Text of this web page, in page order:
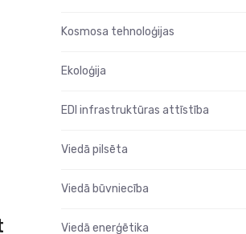
Kosmosa tehnoloģijas
Ekoloģija
EDI infrastruktūras attīstība
Viedā pilsēta
Viedā būvniecība
Viedā enerģētika